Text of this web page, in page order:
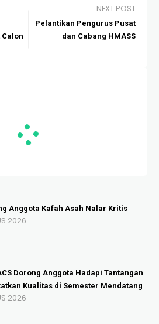
NEXT POST
Pelantikan Pengurus Pusat
dan Cabang HMASS
Anggota Kafah Asah Nalar Kritis
2026
Dorong Anggota Hadapi Tantangan
Kualitas di Semester Mendatang
2026